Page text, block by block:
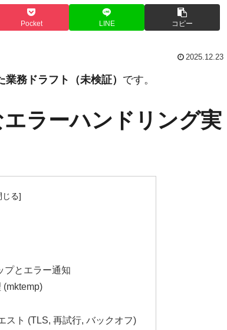
Pocket LINE コピー
2025.12.23
務ドラフト（未検証） です。
ラーハンドリング実
プとエラー通知
(mktemp)
スト (TLS, 再試行, バックオフ)